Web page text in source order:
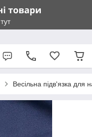
Весільна підв'язка